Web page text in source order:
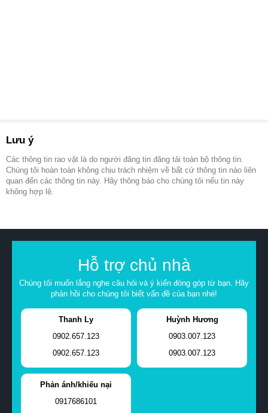
Lưu ý
Các thông tin rao vặt là do người đăng tin đăng tải toàn bộ thông tin.
Chúng tôi hoàn toàn không chịu trách nhiệm về bất cứ thông tin nào liên
quan đến các thông tin này. Hãy thông báo cho chúng tôi nếu tin này
không hợp lệ.
Hỗ trợ chủ nhà
Chúng tôi muốn lắng nghe câu hỏi và ý kiến đóng góp từ bạn. Hãy
phản hồi cho chúng tôi biết vấn đề của bạn nhé!
Thanh Ly
0902.657.123
0902.657.123
Huỳnh Hương
0903.007.123
0903.007.123
Phản ánh/khiếu nại
0917686101